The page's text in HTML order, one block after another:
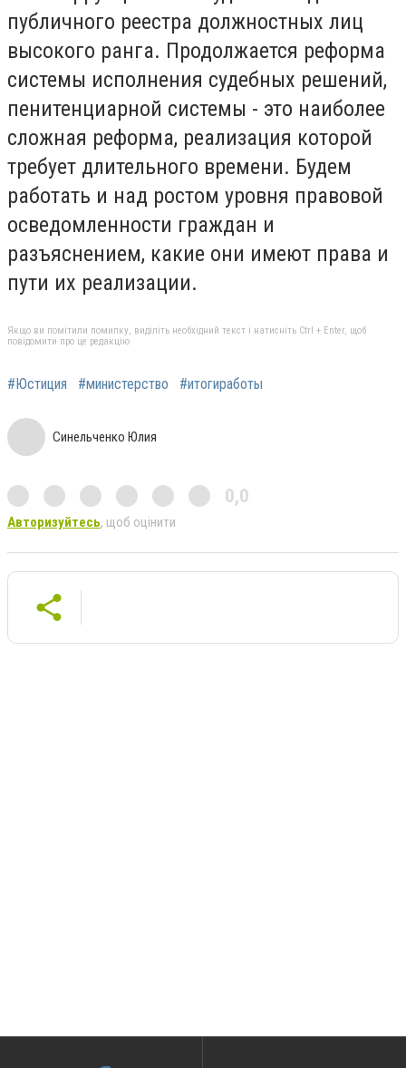
публичного реестра должностных лиц
высокого ранга. Продолжается реформа
системы исполнения судебных решений,
пенитенциарной системы - это наиболее
сложная реформа, реализация которой
требует длительного времени. Будем
работать и над ростом уровня правовой
осведомленности граждан и
разъяснением, какие они имеют права и
пути их реализации.
Якщо ви помітили помилку, виділіть необхідний текст і натисніть Ctrl + Enter, щоб
повідомити про це редакцію
#Юстиция #министерство #итогиработы
Синельченко Юлия
0,0
Авторизуйтесь, щоб оцінити